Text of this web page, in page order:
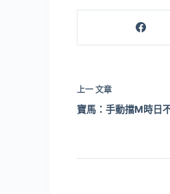
上一 文章
寶馬：手動擋M時日